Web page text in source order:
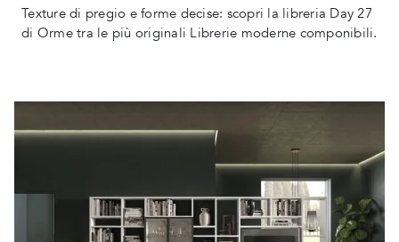
Texture di pregio e forme decise: scopri la libreria Day 27
di Orme tra le più originali Librerie moderne componibili.